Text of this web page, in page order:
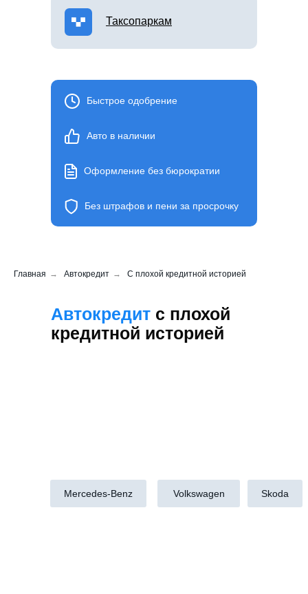
Таксопаркам
Быстрое одобрение
Оформление без бюрократии
Авто в наличии
Без штрафов и пени за просрочку
Главная → Автокредит → С плохой кредитной историей
Автокредит с плохой
кредитной историей
Mercedes-Benz Volkswagen Skoda